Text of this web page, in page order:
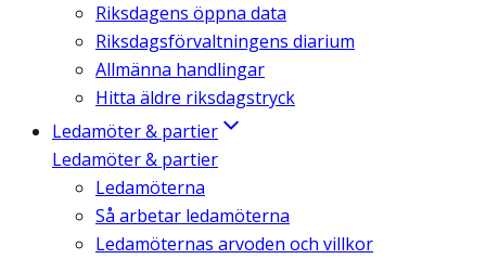
Riksdagens öppna data
Riksdagsförvaltningens diarium
Allmänna handlingar
Hitta äldre riksdagstryck
Ledamöter & partier
Ledamöter & partier
Ledamöterna
Så arbetar ledamöterna
Ledamöternas arvoden och villkor